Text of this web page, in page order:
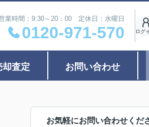
業時間：9:30～20：00 定休日：水曜日
0120-971-570 ログ
却査定 お問い合わせ
お気軽にお問い合わせくだ